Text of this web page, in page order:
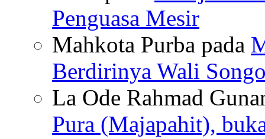
Penguasa Mesir
Mahkota Purba pada
Berdirinya Wali
La Ode Rahmad
Pura (Majapahit),